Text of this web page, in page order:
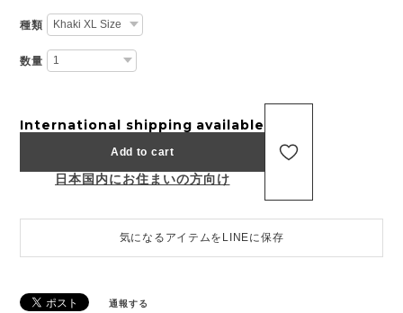
種類
数量
International shipping available
Add to cart
日本国内にお住まいの方向け
気になるアイテムをLINEに保存
通報する